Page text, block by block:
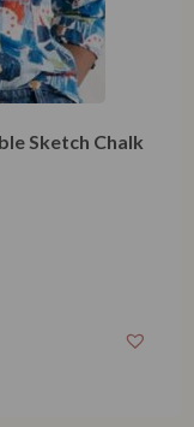
Sketch Chalk